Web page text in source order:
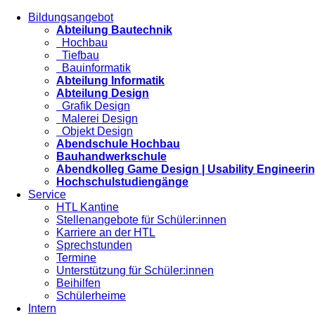
Bildungsangebot
Abteilung Bautechnik
Hochbau
Tiefbau
Bauinformatik
Abteilung Informatik
Abteilung Design
Grafik Design
Malerei Design
Objekt Design
Abendschule Hochbau
Bauhandwerkschule
Abendkolleg Game Design | Usability
Hochschulstudiengänge
Service
HTL Kantine
Stellenangebote für Schüler:innen
Karriere an der HTL
Sprechstunden
Termine
Unterstützung für Schüler:innen
Beihilfen
Schülerheime
Intern